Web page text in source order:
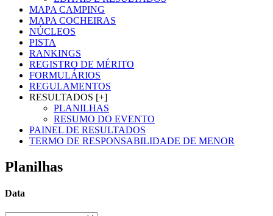
MAPA CAMPING
MAPA COCHEIRAS
NÚCLEOS
PISTA
RANKINGS
REGISTRO DE MÉRITO
FORMULÁRIOS
REGULAMENTOS
RESULTADOS [+]
PLANILHAS
RESUMO DO EVENTO
PAINEL DE RESULTADOS
TERMO DE RESPONSABILIDADE DE MENOR
Planilhas
Data